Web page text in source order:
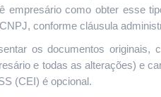
empresário como obter esse
conforme cláusula
os documentos originais,
e todas as alterações) e
(CEI) é opcional.